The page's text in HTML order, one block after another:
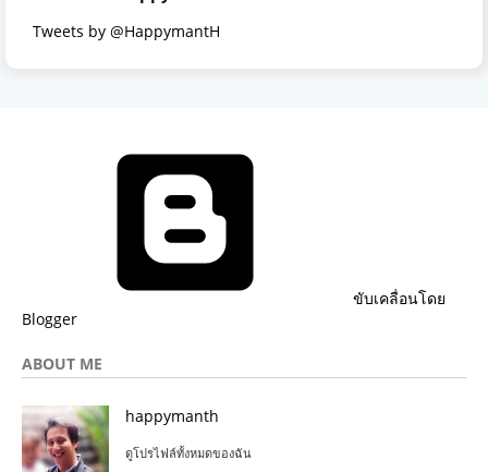
Tweets by @HappymantH
ขับเคลื่อนโดย
Blogger
ABOUT ME
happymanth
ดูโปรไฟล์ทั้งหมดของฉัน